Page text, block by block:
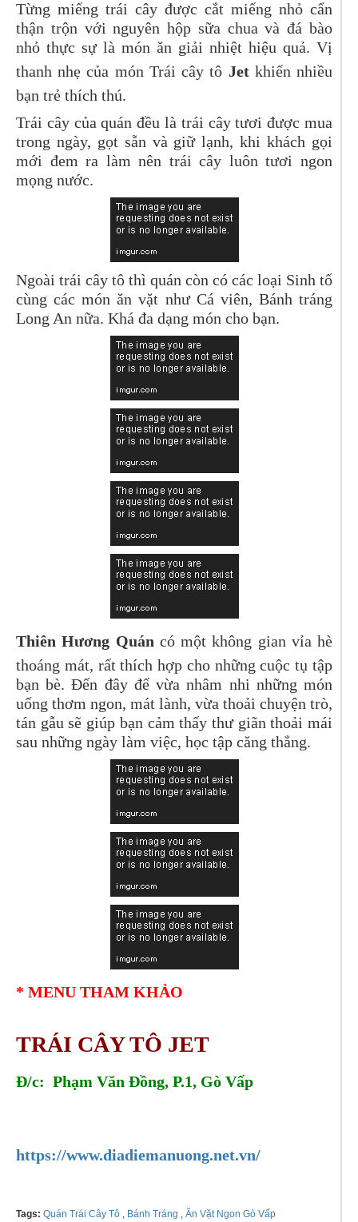
Từng miếng trái cây được cắt miếng nhỏ cẩn
thận trộn với nguyên hộp sữa chua và đá bào
nhỏ thực sự là món ăn giải nhiệt hiệu quả. Vị
thanh nhẹ của món Trái cây tô Jetkhiến nhiều
bạn trẻ thích thú.
Trái cây của quán đều là trái cây tươi được mua
trong ngày, gọt sẵn và giữ lạnh, khi khách gọi
mới đem ra làm nên trái cây luôn tươi ngon
mọng nước.
Ngoài trái cây tô thì quán còn có các loại Sinh tố
cùng các món ăn vặt như Cá viên, Bánh tráng
Long An nữa. Khá đa dạng món cho bạn.
Thiên Hương Quáncó một không gian vỉa hè
thoáng mát, rất thích hợp cho những cuộc tụ tập
bạn bè. Đến đây để vừa nhâm nhi những món
uống thơm ngon, mát lành, vừa thoải chuyện trò,
tán gẫu sẽ giúp bạn cảm thấy thư giãn thoải mái
sau những ngày làm việc, học tập căng thẳng.
* MENU THAM KHẢO
TRÁI CÂY TÔ JET
Đ/c: Phạm Văn Đồng, P.1, Gò Vấp
https://www.diadiemanuong.net.vn/
Tags: Quán Trái Cây Tô , Bánh Tráng , Ăn Vặt Ngon Gò Vấp